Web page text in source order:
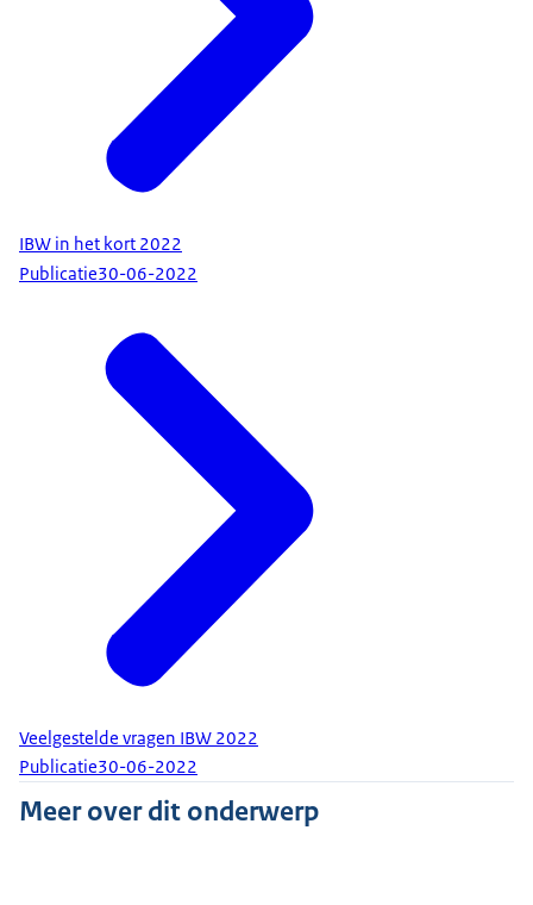
IBW in het kort 2022
Publicatie30-06-2022
Veelgestelde vragen IBW 2022
Publicatie30-06-2022
Meer over dit onderwerp